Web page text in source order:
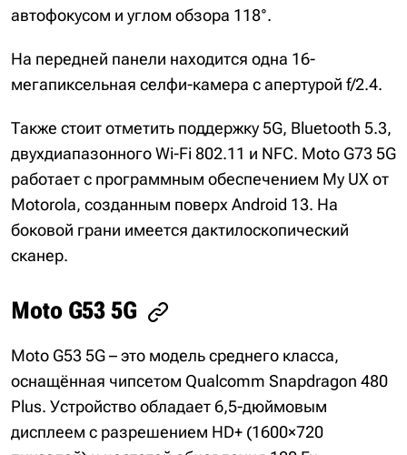
автофокусом и углом обзора 118°.
На передней панели находится одна 16-
мегапиксельная селфи-камера с апертурой f/2.4.
Также стоит отметить поддержку 5G, Bluetooth 5.3,
двухдиапазонного Wi-Fi 802.11 и NFC. Moto G73 5G
работает с программным обеспечением My UX от
Motorola, созданным поверх Android 13. На
боковой грани имеется дактилоскопический
сканер.
Moto G53 5G
Moto G53 5G – это модель среднего класса,
оснащённая чипсетом Qualcomm Snapdragon 480
Plus. Устройство обладает 6,5-дюймовым
дисплеем с разрешением HD+ (1600×720